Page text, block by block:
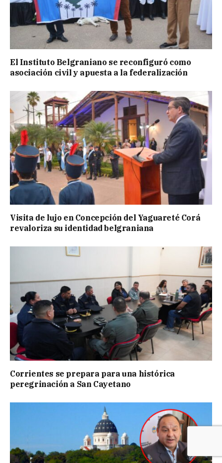
El Instituto Belgraniano se reconfiguró como
asociación civil y apuesta a la federalización
Visita de lujo en Concepción del Yaguareté Corá
revaloriza su identidad belgraniana
Corrientes se prepara para una histórica
peregrinación a San Cayetano